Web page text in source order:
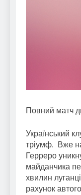
Повний матч
Український
тріумф. Вже
Герреро
майданчика
хвилин
рахунок